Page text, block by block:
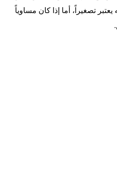
تصغيراً، أما إذا كان مساوياً